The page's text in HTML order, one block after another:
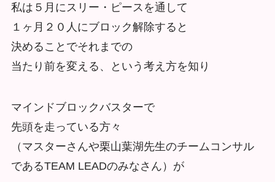
私は５月にスリー・ピースを通して
１ヶ月２０人にブロック解除すると
決めることでそれまでの
当たり前を変える、という考え方を知り
マインドブロックバスターで
先頭を走っている方々
（マスターさんや栗山葉湖先生のチームコンサル
であるTEAM LEADのみなさん）が